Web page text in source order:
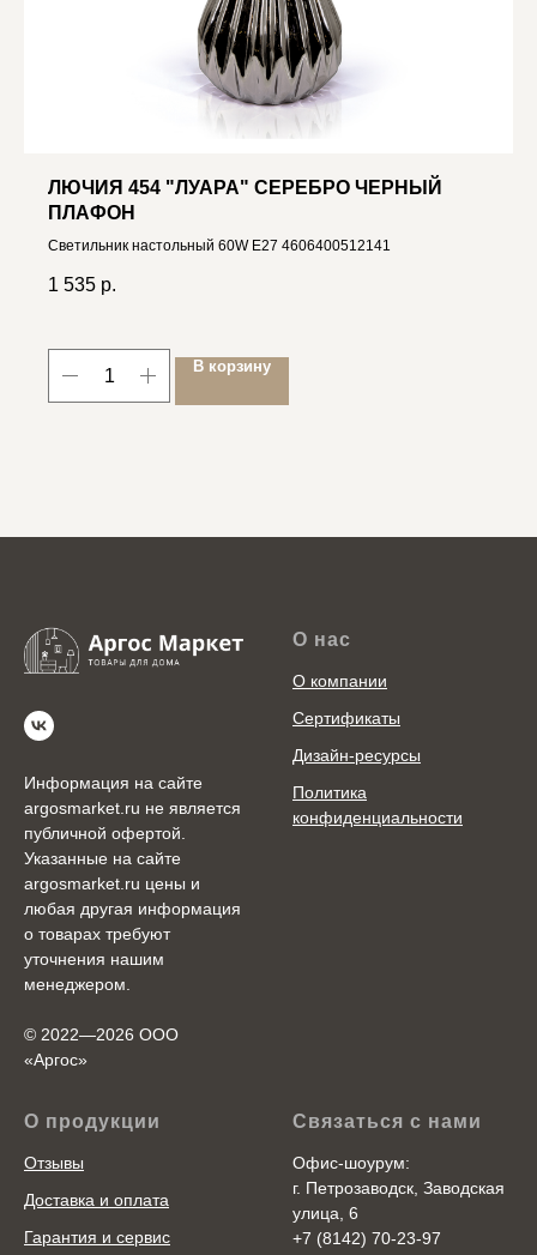
ЛЮЧИЯ 454 "ЛУАРА" СЕРЕБРО ЧЕРНЫЙ
ПЛАФОН
Светильник настольный 60W Е27 4606400512141
1 535 р.
В корзину
Информация на сайте
argosmarket.ru не является
публичной офертой.
Указанные на сайте
argosmarket.ru цены и
любая другая информация
о товарах требуют
уточнения нашим
менеджером.
© 2022—2026 ООО
«Аргоc»
О нас
О компании
Сертификаты
Дизайн-ресурсы
Политика
конфиденциальности
О продукции
Отзывы
Доставка и оплата
Гарантия и сервис
Связаться с нами
Офис-шоурум:
г. Петрозаводск, Заводская
улица, 6
+7 (8142) 70-23-97